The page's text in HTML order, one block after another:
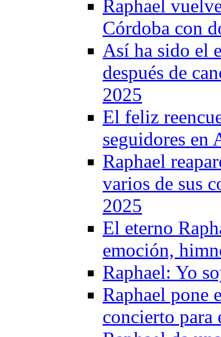
Raphael
Córdoba con
Así ha sido el
después de
2025
El feliz
seguidores en
Raphael
varios de sus
2025
El eterno
emoción,
Raphael: Yo
Raphael pone
concierto para